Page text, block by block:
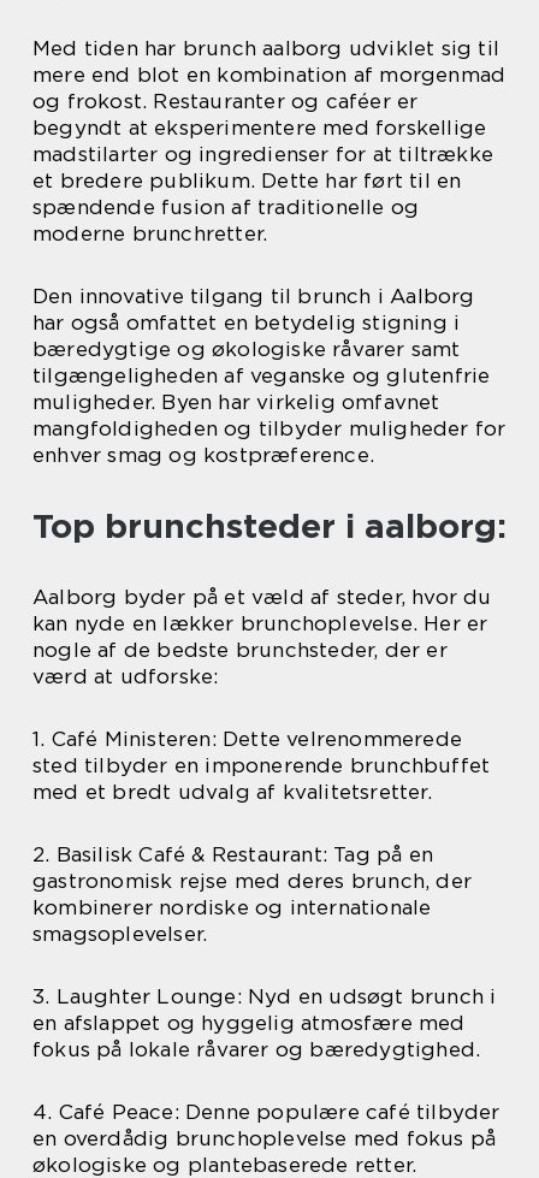
Med tiden har brunch aalborg udviklet sig til
mere end blot en kombination af morgenmad
og frokost. Restauranter og caféer er
begyndt at eksperimentere med forskellige
madstilarter og ingredienser for at tiltrække
et bredere publikum. Dette har ført til en
spændende fusion af traditionelle og
moderne brunchretter.
Den innovative tilgang til brunch i Aalborg
har også omfattet en betydelig stigning i
bæredygtige og økologiske råvarer samt
tilgængeligheden af veganske og glutenfrie
muligheder. Byen har virkelig omfavnet
mangfoldigheden og tilbyder muligheder for
enhver smag og kostpræference.
Top brunchsteder i aalborg:
Aalborg byder på et væld af steder, hvor du
kan nyde en lækker brunchoplevelse. Her er
nogle af de bedste brunchsteder, der er
værd at udforske:
1. Café Ministeren: Dette velrenommerede
sted tilbyder en imponerende brunchbuffet
med et bredt udvalg af kvalitetsretter.
2. Basilisk Café & Restaurant: Tag på en
gastronomisk rejse med deres brunch, der
kombinerer nordiske og internationale
smagsoplevelser.
3. Laughter Lounge: Nyd en udsøgt brunch i
en afslappet og hyggelig atmosfære med
fokus på lokale råvarer og bæredygtighed.
4. Café Peace: Denne populære café tilbyder
en overdådig brunchoplevelse med fokus på
økologiske og plantebaserede retter.